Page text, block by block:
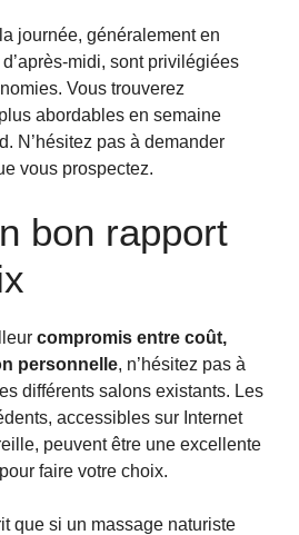
journée, généralement en
midi, sont privilégiées
Vous trouverez
abordables en semaine
N’hésitez pas à demander
vous prospectez.
bon rapport
compromis entre coût,
personnelle, n’hésitez pas à
différents salons existants. Les
accessibles sur Internet
peuvent être une excellente
faire votre choix.
que si un massage naturiste